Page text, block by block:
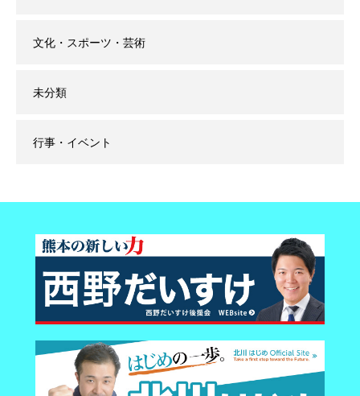
文化・スポーツ・芸術
未分類
行事・イベント